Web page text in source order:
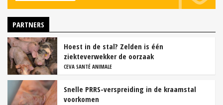
PARTNERS
Hoest in de stal? Zelden is één
ziekteverwekker de oorzaak
CEVA SANTÉ ANIMALE
Snelle PRRS-verspreiding in de kraamstal
voorkomen